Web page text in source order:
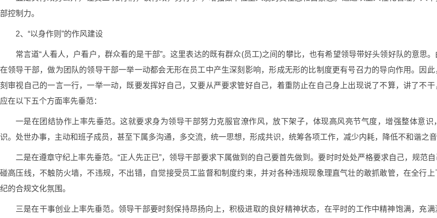
部控制力。
2、“以身作则”的作风建设
常言道“人看人，户看户，群众看的是干部”。这里表达的既有群众(员工)之间的攀比，也有希望领导带好头领好队的意思
在领导干部，做为团队的领导干部一举一动都会无形在员工中产生深刻影响，形成无形的比制度更有号召力的导向作用。因
刻审视自己的一言一行，一举一动，既要发挥好自己，又要从严要求管好自己，着重防止在自己身上出现说了不算，讲了不
应在以下五个方面率先垂范：
一是在团结协作上率先垂范。这就要求身为领导干部努力克服官潦作风，放下架子，体现高风亮节气度，增强整体意识
识。处世办事，主动和班子成员，甚至下属多沟通，多交流，统一思想，形成共识，统筹各项工作，减少内耗，降低不和谐之
二是在遵章守纪上率先垂范。“正人先正已”，领导干部要求下属做到的自己要首先做到。要时时处处严格要求自己，规范
碰高压线，不触防火墙，不违规，不出错，自觉接受员工监督和制度约束，并对各种违规现象理直气壮的敢抓敢管，在全行
纪的合规文化氛围。
三是在干事创业上率先垂范。领导干部要时刻保持昂扬向上，积极进取的良好精神状态，在平时的工作中精神饱满，充